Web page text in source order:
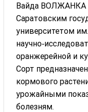
Вайда ВОЛЖАНКА
Саратовским
университетом
оранжерейной и
Сорт
кормового
урожайными
болезням.